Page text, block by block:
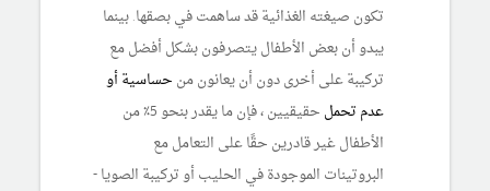
تكون صيغته الغذائية قد ساهمت في بصقها. بينما
يبدو أن بعض الأطفال يتصرفون بشكل أفضل مع
تركيبة على أخرى دون أن يعانون من حساسية أو
عدم تحمل
حقيقيين ، فإن ما يقدر بنحو 5٪ من
الأطفال غير قادرين حقًا على التعامل مع
البروتينات الموجودة في الحليب أو تركيبة الصويا -